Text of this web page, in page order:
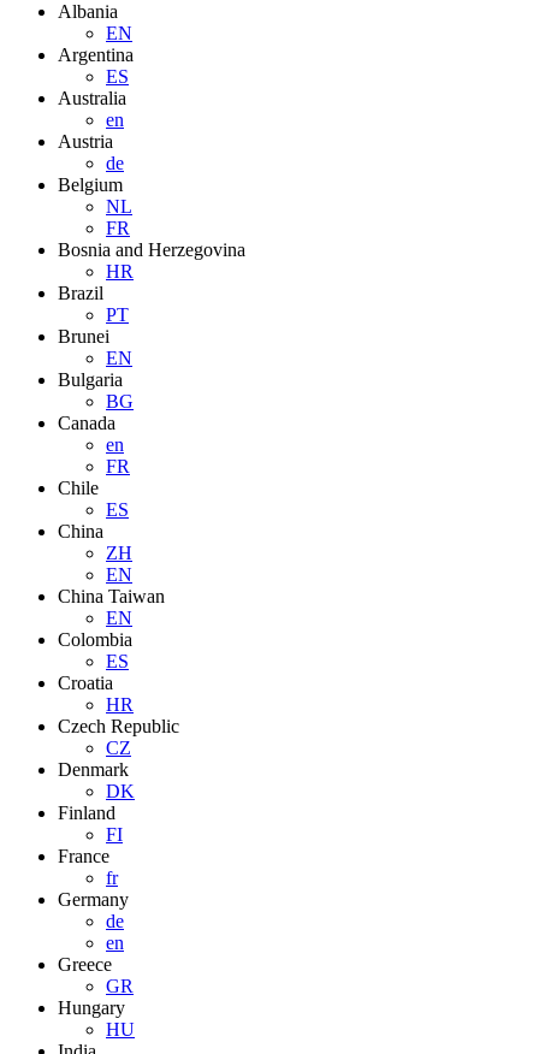
Albania
EN
Argentina
ES
Australia
en
Austria
de
Belgium
NL
FR
Bosnia and Herzegovina
HR
Brazil
PT
Brunei
EN
Bulgaria
BG
Canada
en
FR
Chile
ES
China
ZH
EN
China Taiwan
EN
Colombia
ES
Croatia
HR
Czech Republic
CZ
Denmark
DK
Finland
FI
France
fr
Germany
de
en
Greece
GR
Hungary
HU